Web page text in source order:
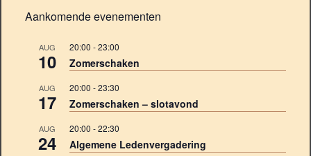
Aankomende evenementen
AUG
10
20:00 -23:00
Zomerschaken
AUG
17
20:00 -23:30
Zomerschaken – slotavond
AUG
24
20:00 -22:30
Algemene Ledenvergadering